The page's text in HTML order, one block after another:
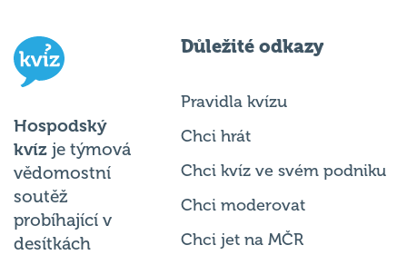
Hospodský
kvíz je týmová
vědomostní
soutěž
probíhající v
desítkách
Důležité odkazy
Pravidla kvízu
Chci hrát
Chci kvíz ve svém podniku
Chci moderovat
Chci jet na MČR